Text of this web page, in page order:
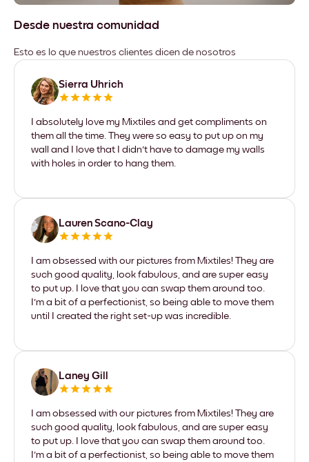
Desde nuestra comunidad
Esto es lo que nuestros clientes dicen de nosotros
Sierra Uhrich
I absolutely love my Mixtiles and get compliments on
them all the time. They were so easy to put up on my
wall and I love that I didn't have to damage my walls
with holes in order to hang them.
Lauren Scano-Clay
I am obsessed with our pictures from Mixtiles! They are
such good quality, look fabulous, and are super easy
to put up. I love that you can swap them around too.
I'm a bit of a perfectionist, so being able to move them
until I created the right set-up was incredible.
Laney Gill
I am obsessed with our pictures from Mixtiles! They are
such good quality, look fabulous, and are super easy
to put up. I love that you can swap them around too.
I'm a bit of a perfectionist, so being able to move them